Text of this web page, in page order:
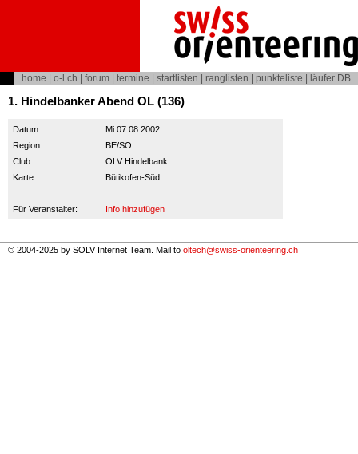
home o-l.ch forum termine startlisten ranglisten punkteliste läufer DB
1. Hindelbanker Abend OL (136)
Datum:
Mi 07.08.2002
Region:
BE/SO
Club:
OLV Hindelbank
Karte:
Bütikofen-Süd
Für Veranstalter: Info hinzufügen
© 2004-2025 by SOLV Internet Team. Mail to oltech@swiss-orienteering.ch